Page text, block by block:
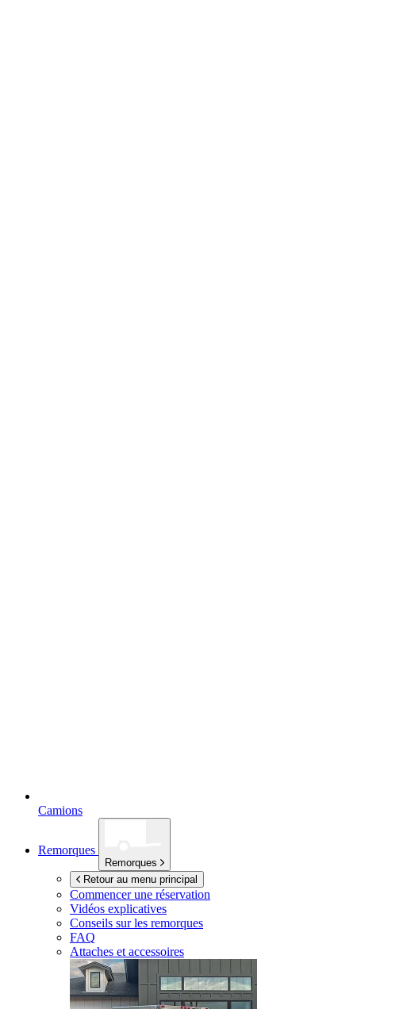
Camions
Remorques
Remorques
Retour au menu principal
Commencer une réservation
Vidéos explicatives
Conseils sur les remorques
FAQ
Attaches et accessoires